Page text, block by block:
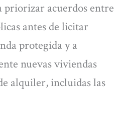
acuerdos entre
antes de licitar
protegida y a
nuevas viviendas
alquiler, incluidas las